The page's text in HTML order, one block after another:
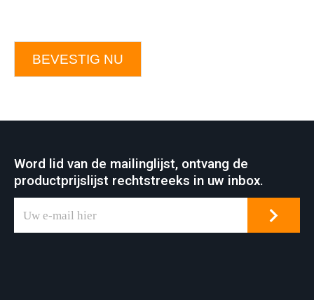
BEVESTIG NU
Word lid van de mailinglijst, ontvang de
productprijslijst rechtstreeks in uw inbox.